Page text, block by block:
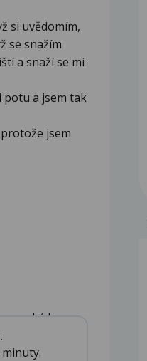
si uvědomím,
se snažím
a snaží se mi
potu a jsem tak
jsem
hy...